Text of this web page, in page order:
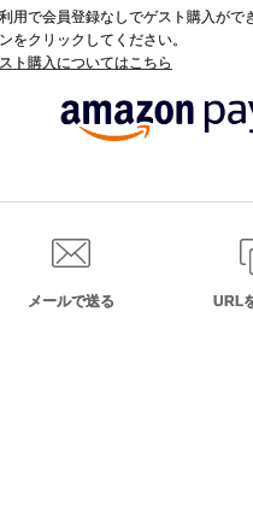
用で会員登録なしでゲスト購入がで
をクリックしてください。
ト購入についてはこちら
メールで送る URL